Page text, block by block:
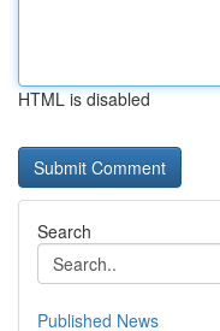
HTML is disabled
Search
Published News